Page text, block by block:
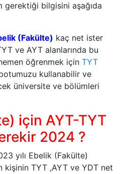
gerektiği bilgisini aşağıda
(Fakülte) kaç net ister
ve AYT alanlarında bu
öğrenmek için TYT
kullanabilir ve
üniversite ve bölümleri
için AYT-TYT
2024 ?
yılı Ebelik (Fakülte)
kişinin TYT ,AYT ve YDT net